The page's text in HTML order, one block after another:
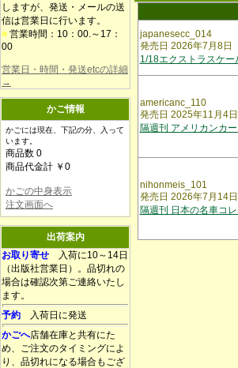
しますが、発送・メールの送
信は営業日に行います。
■ 営業時間：10：00.～17：
00
営業日・時間・発送etcの詳細
→
かご情報
かごには現在、下記の分、入って
います。
商品数 0
商品代金計 ￥0
かごの中身表示
注文画面へ
出荷案内
お取り寄せ 入荷に10～14日
（出版社営業日）。品切れの
場合は確認次第ご連絡いたし
ます。
予約 入荷日に発送
かごへ店舗在庫と共有にた
め、ご注文のタイミングによ
り、品切れになる場合もござ
japanesecc_014
発売日 2026年7月8日
1/18エクストラスケ
americanc_110
発売日 2025年11月4日
隔週刊 アメリカンカ
nihonmeis_101
発売日 2026年7月14日
隔週刊 日本の名車コ